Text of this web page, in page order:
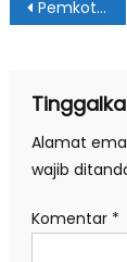
Pemkot Medan Kirim Armada Bantu Pembersihan ke Aceh Tamiang
Alamat
wajib
Komentar *